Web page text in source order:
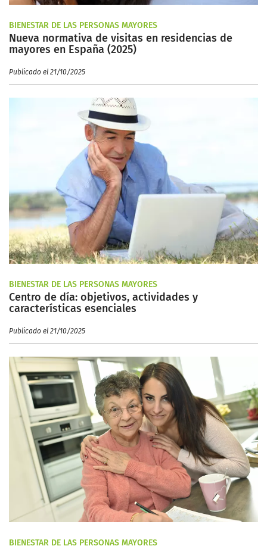
BIENESTAR DE LAS PERSONAS MAYORES
Nueva normativa de visitas en residencias de
mayores en España (2025)
Publicado el 21/10/2025
BIENESTAR DE LAS PERSONAS MAYORES
Centro de día: objetivos, actividades y
características esenciales
Publicado el 21/10/2025
BIENESTAR DE LAS PERSONAS MAYORES